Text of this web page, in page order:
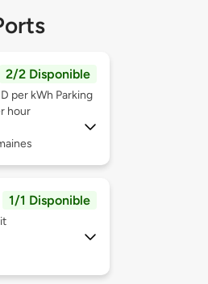
2/2 Disponible
per kWh Parking
hour
1/1 Disponible